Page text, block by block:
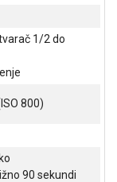
1/2 do
800)
90 sekundi